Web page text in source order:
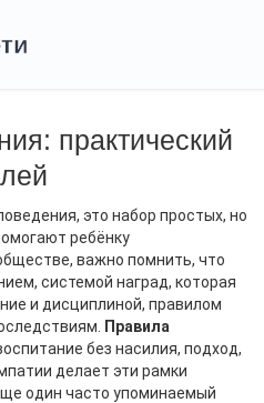
практический
, это набор простых, но
ребёнку
, важно помнить, что
, системой наград, которая
и дисциплиной, правилом
Правила
без насилия, подход,
делает эти рамки
один часто упоминаемый